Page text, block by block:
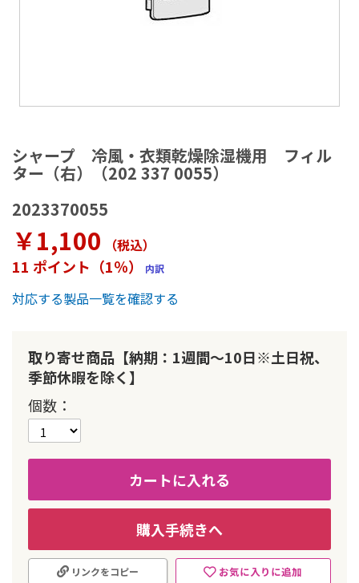
シャープ 冷風・衣類乾燥除湿機用 フィル
ター（右）（202 337 0055）
2023370055
￥1,100 （税込）
11 ポイント（1％） 内訳
対応する製品一覧を確認する
取り寄せ商品【納期：1週間～10日※土日祝、
季節休暇を除く】
個数
カートに入れる
購入手続きへ
お気に入りに追加
リンクをコピー
メ
ー
ジ
ャ
リ
ー
の
最
初
動
す
る